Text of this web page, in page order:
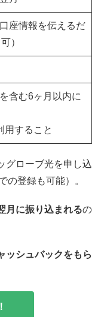
座情報を伝えるだ
）
含む6ヶ月以内に
用すること
グローブ光を申し込
の登録も可能）。
月に振り込まれるの
ッシュバックをもら